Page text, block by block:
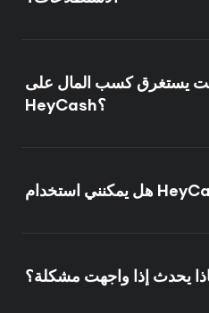
يستغرق كسب المال على
HeyCash؟
يحدث إذا واجهت مشكلة؟